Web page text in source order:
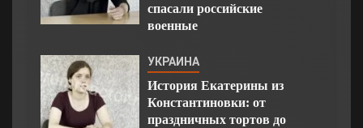
спасали российские
военные
УКРАИНА
История Екатерины из
Константиновки: от
праздничных тортов до